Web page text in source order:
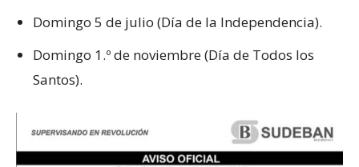
Domingo 5 de julio (Día de la Independencia).
Domingo 1.º de noviembre (Día de Todos los
Santos).